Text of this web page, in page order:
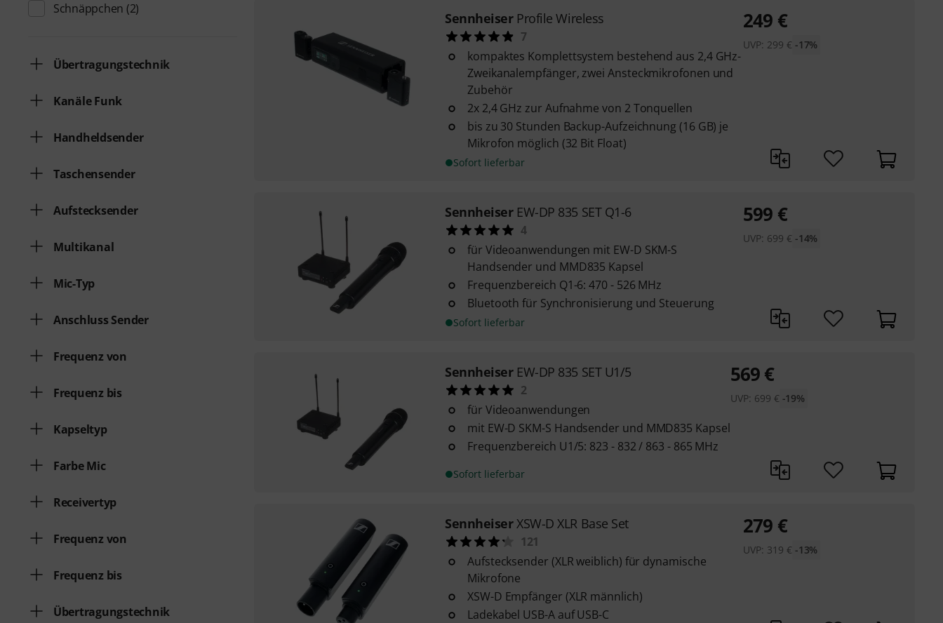
Schnäppchen (2)
Übertragungstechnik
Kanäle Funk
Handheldsender
Taschensender
Aufstecksender
Multikanal
Mic-Typ
Anschluss Sender
Frequenz von
Frequenz bis
Kapseltyp
Farbe Mic
Receivertyp
Frequenz von
Frequenz bis
Übertragungstechnik
Sennheiser Profile Wireless
7
kompaktes Komplettsystem bestehend aus 2,4 GHz-
Zweikanalempfänger, zwei Ansteckmikrofonen und
Zubehör
2x 2,4 GHz zur Aufnahme von 2 Tonquellen
bis zu 30 Stunden Backup-Aufzeichnung (16 GB) je
Mikrofon möglich (32 Bit Float)
Sofort lieferbar
249 €
UVP: 299 € -17%
Sennheiser EW-DP 835 SET Q1-6
4
für Videoanwendungen mit EW-D SKM-S
Handsender und MMD835 Kapsel
Frequenzbereich Q1-6: 470 - 526 MHz
Bluetooth für Synchronisierung und Steuerung
Sofort lieferbar
599 €
UVP: 699 € -14%
Sennheiser EW-DP 835 SET U1/5
2
für Videoanwendungen
mit EW-D SKM-S Handsender und MMD835 Kapsel
Frequenzbereich U1/5: 823 - 832 / 863 - 865 MHz
Sofort lieferbar
569€
UVP: 699 € -19%
SennheiserXSW-D XLR Base Set
121
Aufstecksender (XLR weiblich) für dynamische
Mikrofone
XSW-D Empfänger (XLR männlich)
Ladekabel USB-A auf USB-C
279 €
UVP: 319 € -13%